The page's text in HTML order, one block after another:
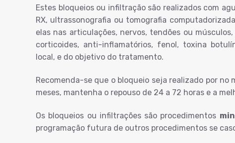
Estes bloqueios ou infiltração são realizados com
RX, ultrassonografia ou tomografia
elas nas articulações, nervos, tendões ou
corticoides, anti-inflamatórios, fenol, toxina
local, e do objetivo do tratamento.
Recomenda-se que o bloqueio seja realizado por
meses, mantenha o repouso de 24 a 72 horas e a
Os bloqueios ou infiltrações são procedimentos
programação futura de outros procedimentos se